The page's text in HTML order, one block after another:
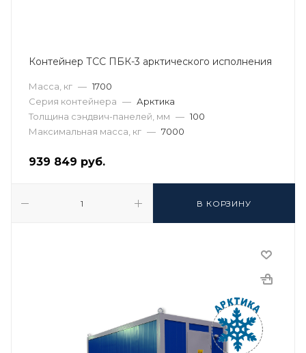
Контейнер ТСС ПБК-3 арктического исполнения
Масса, кг — 1700
Серия контейнера — Арктика
Толщина сэндвич-панелей, мм — 100
Максимальная масса, кг — 7000
939 849 руб.
В КОРЗИНУ